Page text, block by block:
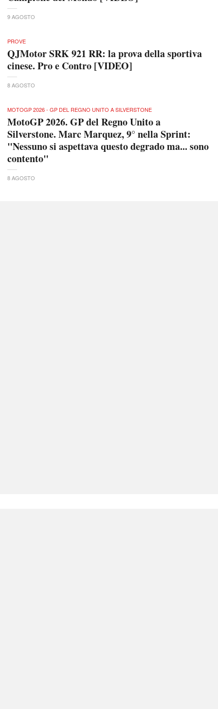
9 AGOSTO
PROVE
QJMotor SRK 921 RR: la prova della sportiva
cinese. Pro e Contro [VIDEO]
8 AGOSTO
MOTOGP 2026 - GP DEL REGNO UNITO A SILVERSTONE
MotoGP 2026. GP del Regno Unito a
Silverstone. Marc Marquez, 9° nella Sprint:
"Nessuno si aspettava questo degrado ma... sono
contento"
8 AGOSTO